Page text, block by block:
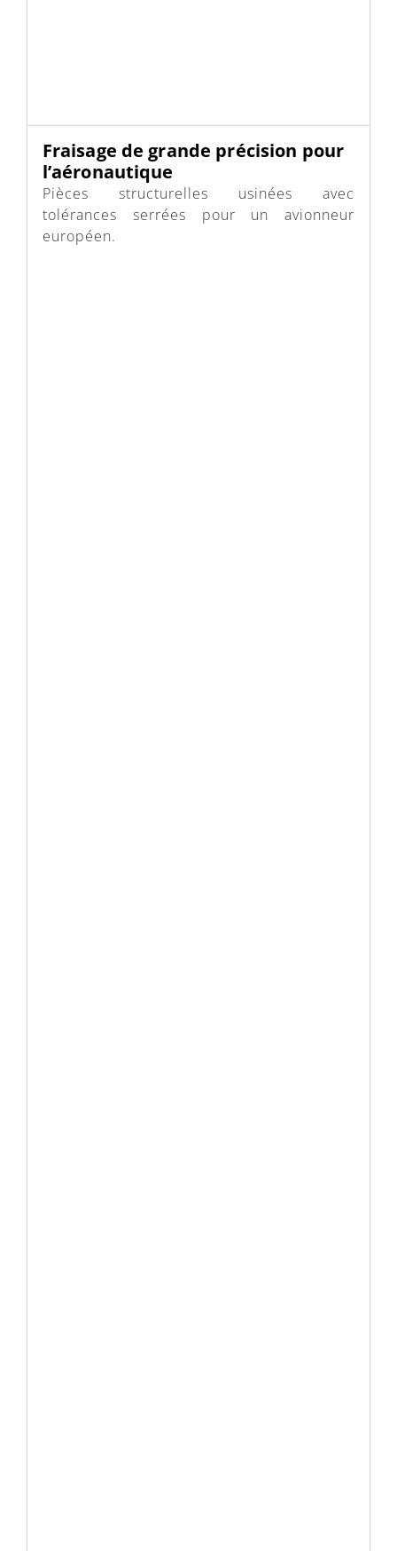
Fraisage de grande précision pour
l’aéronautique
Pièces structurelles usinées avec
tolérances serrées pour un avionneur
européen.